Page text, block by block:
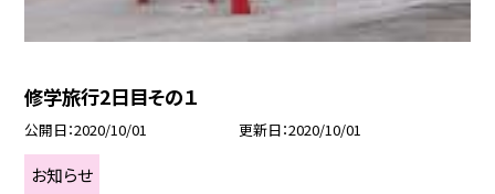
修学旅行2日目その１
公開日 2020/10/01 更新日 2020/10/01
お知らせ